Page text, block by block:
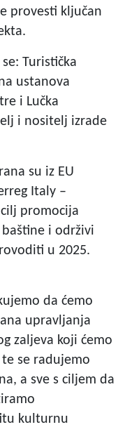
provesti ključan
Turistička
ustanova
i Lučka
i nositelj izrade
su iz EU
Italy –
promocija
i održivi
u 2025.
da ćemo
upravljanja
zaljeva koji ćemo
se radujemo
a sve s ciljem da
kulturnu